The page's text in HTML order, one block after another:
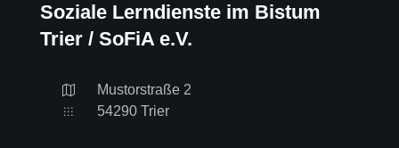
Soziale Lerndienste im Bistum
Trier / SoFiA e.V.
Mustorstraße 2
54290 Trier